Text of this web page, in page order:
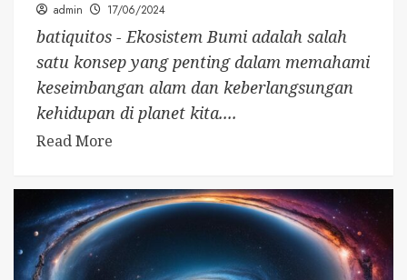
admin 17/06/2024
batiquitos - Ekosistem Bumi adalah salah
satu konsep yang penting dalam memahami
keseimbangan alam dan keberlangsungan
kehidupan di planet kita....
Read More